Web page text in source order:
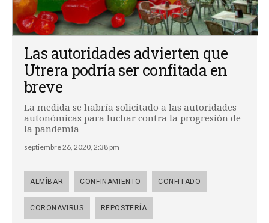
Las autoridades advierten que
Utrera podría ser confitada en
breve
La medida se habría solicitado a las autoridades
autonómicas para luchar contra la progresión de
la pandemia
septiembre 26, 2020, 2:38 pm
ALMÍBAR CONFINAMIENTO CONFITADO
CORONAVIRUS REPOSTERÍA